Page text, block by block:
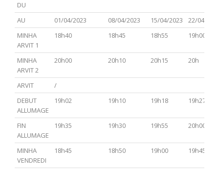
Hamoed
DU
AU 01/04/2023 08/04/2023 15/04/2023
22/04/
MINHA
ARVIT 1
18h40 18h45 18h55 19h00
MINHA
ARVIT 2
20h00 20h10 20h15 20h
ARVIT
/
DEBUT
ALLUMAGE
19h02 19h10 19h18 19h27
FIN
ALLUMAGE
19h35 19h30 19h55 20h00
MINHA
VENDREDI
18h45 18h50 19h00 19h45